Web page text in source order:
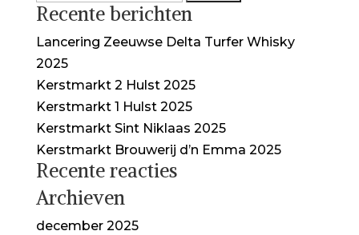
naar:
Recente berichten
Lancering Zeeuwse Delta Turfer Whisky
2025
Kerstmarkt 2 Hulst 2025
Kerstmarkt 1 Hulst 2025
Kerstmarkt Sint Niklaas 2025
Kerstmarkt Brouwerij d’n Emma 2025
Recente reacties
Archieven
december 2025